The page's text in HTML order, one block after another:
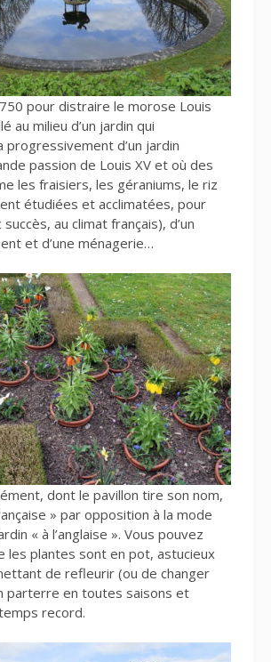
pour distraire le morose Louis
au milieu d’un jardin qui
progressivement d’un jardin
passion de Louis XV et où des
les fraisiers, les géraniums, le riz
étudiées et acclimatées, pour
au climat français), d’un
et d’une ménagerie…
dont le pavillon tire son nom,
» par opposition à la mode
« à l’anglaise ». Vous pouvez
les plantes sont en pot, astucieux
de refleurir (ou de changer
parterre en toutes saisons et
record.